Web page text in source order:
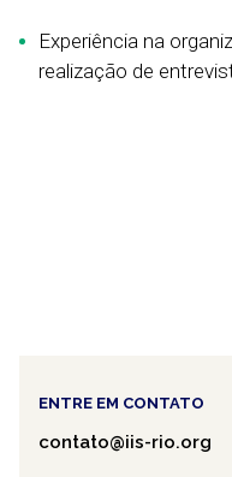
Experiência na
realização de
ENTRE EM CONTATO
contato@iis-rio.org